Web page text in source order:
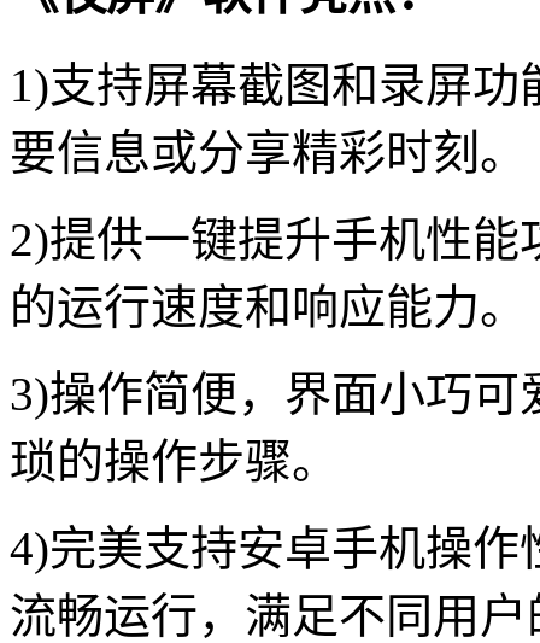
1)支持屏幕截图和录屏
要信息或分享精彩时刻。
2)提供一键提升手机性
的运行速度和响应能力。
3)操作简便，界面小巧
琐的操作步骤。
4)完美支持安卓手机操
流畅运行，满足不同用